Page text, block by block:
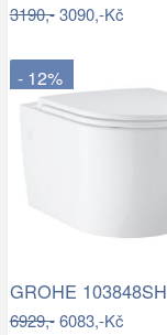
3190,-3090,-Kč
- 12%
6929,-6083,-Kč